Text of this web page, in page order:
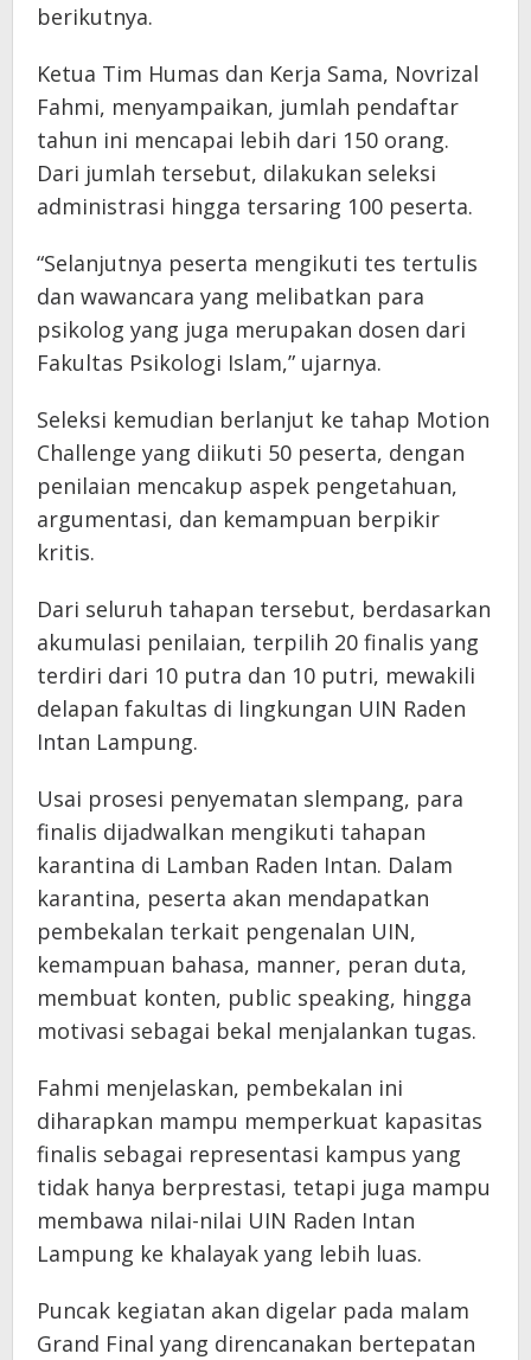
berikutnya.
Ketua Tim Humas dan Kerja Sama, Novrizal
Fahmi, menyampaikan, jumlah pendaftar
tahun ini mencapai lebih dari 150 orang.
Dari jumlah tersebut, dilakukan seleksi
administrasi hingga tersaring 100 peserta.
“Selanjutnya peserta mengikuti tes tertulis
dan wawancara yang melibatkan para
psikolog yang juga merupakan dosen dari
Fakultas Psikologi Islam,” ujarnya.
Seleksi kemudian berlanjut ke tahap Motion
Challenge yang diikuti 50 peserta, dengan
penilaian mencakup aspek pengetahuan,
argumentasi, dan kemampuan berpikir
kritis.
Dari seluruh tahapan tersebut, berdasarkan
akumulasi penilaian, terpilih 20 finalis yang
terdiri dari 10 putra dan 10 putri, mewakili
delapan fakultas di lingkungan UIN Raden
Intan Lampung.
Usai prosesi penyematan slempang, para
finalis dijadwalkan mengikuti tahapan
karantina di Lamban Raden Intan. Dalam
karantina, peserta akan mendapatkan
pembekalan terkait pengenalan UIN,
kemampuan bahasa, manner, peran duta,
membuat konten, public speaking, hingga
motivasi sebagai bekal menjalankan tugas.
Fahmi menjelaskan, pembekalan ini
diharapkan mampu memperkuat kapasitas
finalis sebagai representasi kampus yang
tidak hanya berprestasi, tetapi juga mampu
membawa nilai-nilai UIN Raden Intan
Lampung ke khalayak yang lebih luas.
Puncak kegiatan akan digelar pada malam
Grand Final yang direncanakan bertepatan